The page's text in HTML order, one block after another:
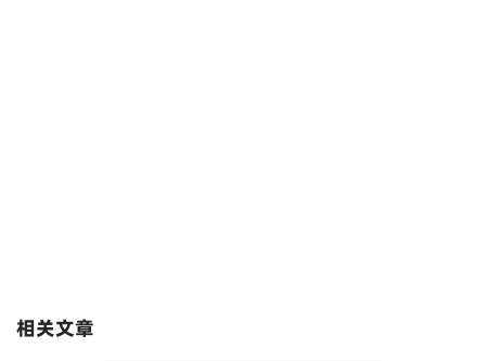
相关文章